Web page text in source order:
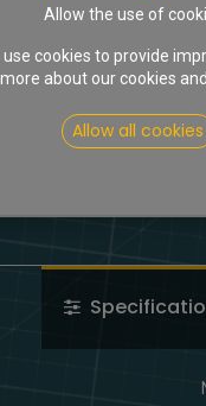
Allow the use of
use cookies to provide
more about our cookies
Allow all cookies